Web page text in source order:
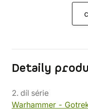
Detaily
2. díl série
Warhammer -